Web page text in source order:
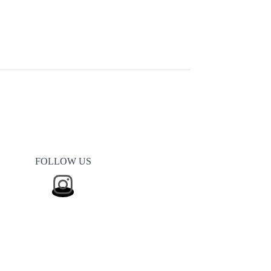
FOLLOW US